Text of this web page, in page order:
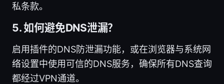
私条款。
5. 如何避免DNS泄漏？
启用插件的DNS防泄漏功能，或在浏览器与系统网
络设置中使用可信的DNS服务，确保所有DNS查询
都经过VPN通道。